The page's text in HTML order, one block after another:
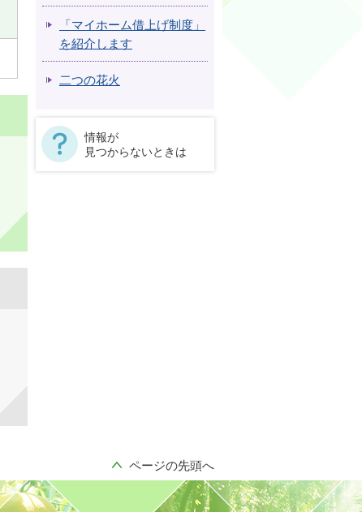
「マイホーム借上げ制度」
を紹介します
二つの花火
情報が
見つからないときは
ページの先頭へ